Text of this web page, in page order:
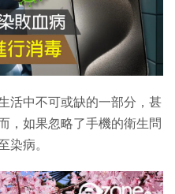
活中不可或缺的一部分，甚
，如果忽略了手機的衛生問
染病。